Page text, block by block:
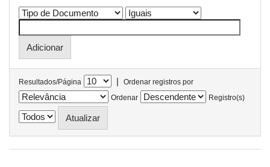
Resultados/Página |
Ordenar registros por
Ordenar
Registro(s)